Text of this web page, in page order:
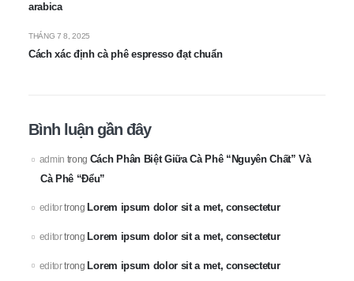
arabica
Cách xác định cà phê espresso đạt chuẩn
THÁNG 7 8, 2025
Bình luận gần đây
admin trong Cách Phân Biệt Giữa Cà Phê “Nguyên Chất” Và
Cà Phê “Đểu”
editortrong Lorem ipsum dolor sit a met, consectetur
editortrong Lorem ipsum dolor sit a met, consectetur
editortrong Lorem ipsum dolor sit a met, consectetur